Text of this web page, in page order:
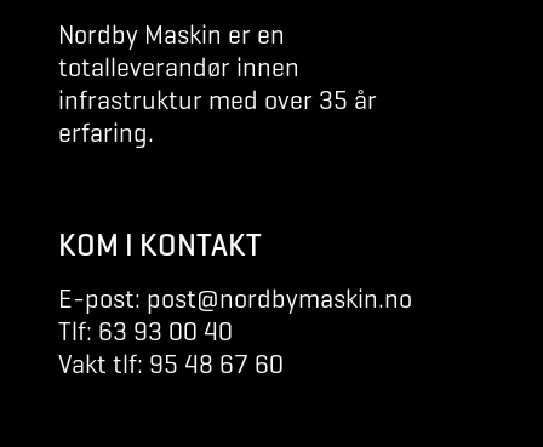
Nordby Maskin er en
totalleverandør innen
infrastruktur med over 35 år
erfaring.
KOM I KONTAKT
E-post: post@nordbymaskin.no
Tlf: 63 93 00 40
Vakt tlf: 95 48 67 60